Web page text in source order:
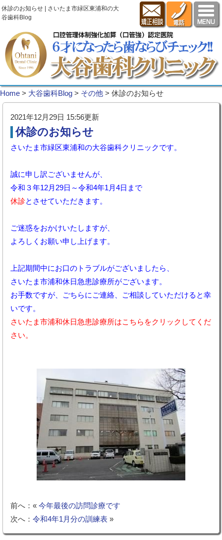
休診のお知らせ | さいたま市緑区東浦和の大
谷歯科Blog
Home > 大谷歯科Blog > その他 > 休診のお知らせ
2021年12月29日 15:56更新
休診のお知らせ
さいたま市緑区東浦和の大谷歯科クリニックです。
誠に申し訳ございませんが、
令和３年12月29日～令和4年1月4日まで
休診とさせていただきます。
ご迷惑をおかけいたしますが、
よろしくお願い申し上げます。
上記期間中にお口のトラブルがございましたら、
さいたま市浦和休日急患診療所がございます。
お手数ですが、ごちらにご連絡、ご相談していただけると幸
いです。
さいたま市浦和休日急患診療所はこちらをクリックしてくだ
さい。
前へ：« 今年最後の訪問診療です
次へ： 令和4年1月分の訓練表 »